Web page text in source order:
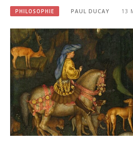
PHILOSOPHIE PAUL DUCAY 13